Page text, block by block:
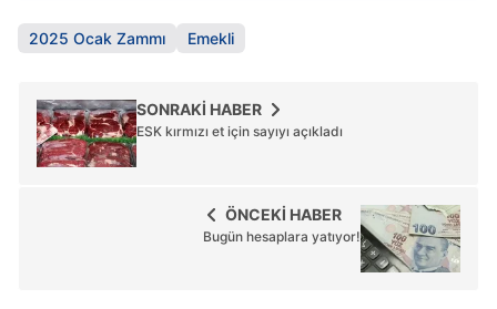
2025 Ocak Zammı Emekli
SONRAKİ HABER
ESK kırmızı et için sayıyı açıkladı
ÖNCEKİ HABER
Bugün hesaplara yatıyor!